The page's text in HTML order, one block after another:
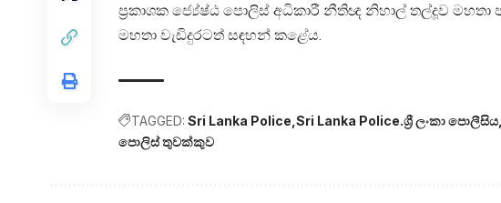
ප්‍රකාශක ජ්‍යේෂ්ඨ පොලිස් අධිකාරී නීතිඥ නිහාල් තල්දූව මහතා
මහතා වැඩිදුරටත් සඳහන් කළේය.
TAGGED: Sri Lanka Police Sri Lanka Police.ශ්‍රී ලංකා පොලීසිය
පොලිස් තුවක්කුව